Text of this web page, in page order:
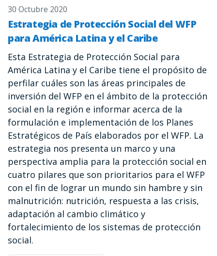
30 Octubre 2020
Estrategia de Protección Social del WFP
para América Latina y el Caribe
Esta Estrategia de Protección Social para
América Latina y el Caribe tiene el propósito de
perfilar cuáles son las áreas principales de
inversión del WFP en el ámbito de la protección
social en la región e informar acerca de la
formulación e implementación de los Planes
Estratégicos de País elaborados por el WFP. La
estrategia nos presenta un marco y una
perspectiva amplia para la protección social en
cuatro pilares que son prioritarios para el WFP
con el fin de lograr un mundo sin hambre y sin
malnutrición: nutrición, respuesta a las crisis,
adaptación al cambio climático y
fortalecimiento de los sistemas de protección
social.